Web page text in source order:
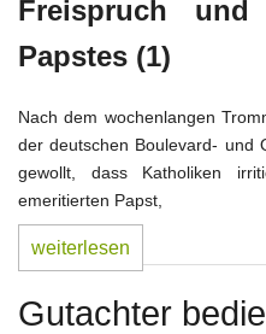
Freispruch
Papstes (1)
Nach dem wochenlangen
der deutschen Boulevard- und
gewollt, dass Katholiken
emeritierten Papst,
weiterlesen
Gutachter